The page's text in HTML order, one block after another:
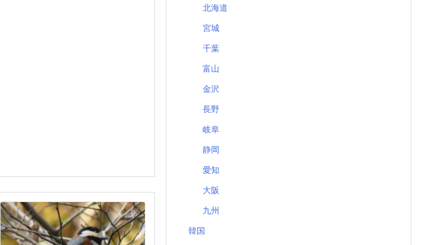
北海道
宮城
千葉
富山
金沢
長野
岐阜
静岡
愛知
大阪
九州
韓国